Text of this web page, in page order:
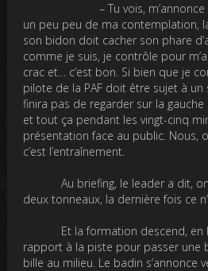
– Tu vois, m’annonce
un peu peu de ma contemplation,
son bidon doit cacher son phare
comme je suis, je contrôle pour
crac et… c’est bon. Si bien que je
pilote de la PAF doit être sujet à un
finira pas de regarder sur la
et tout ça pendant les vingt-cinq
présentation face au public. Nous,
c’est l’entraînement.
Au briefing, le leader a dit, on
deux tonneaux, la dernière fois ce
Et la formation descend, en
rapport à la piste pour passer une
bille au milieu. Le badin s’annonce